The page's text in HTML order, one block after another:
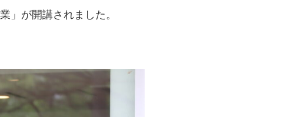
」が開講されました。